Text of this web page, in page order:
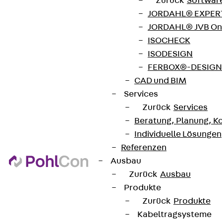
JORDAHL®
JORDAHL® JVB
ISOCHECK
ISODESIGN
FERBOX®-
CAD und BIM
Services
Zurück Services
Beratung, Planung,
Individuelle Lösungen
Referenzen
Ausbau
Zurück Ausbau
Produkte
Zurück Produkte
Kabeltragsysteme
Partner von Anfang bis Zukunft.